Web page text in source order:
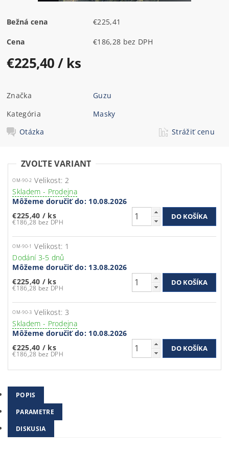
Bežná cena €225,41
Cena €186,28 bez DPH
€225,40/ ks
Značka
Guzu
Kategória
Masky
Otázka
Strážiť cenu
ZVOĽTE VARIANT
OM-90-2 Velikost: 2
Skladem - Prodejna
Môžeme doručiť do: 10.08.2026
€225,40 / ks
€186,28 bez DPH
OM-90-1
Velikost: 1
Dodání 3-5 dnů
Môžeme doručiť do: 13.08.2026
€225,40 / ks
€186,28 bez DPH
OM-90-3 Velikost: 3
Skladem - Prodejna
Môžeme doručiť do: 10.08.2026
€225,40 / ks
€186,28 bez DPH
POPIS
PARAMETRE
DISKUSIA